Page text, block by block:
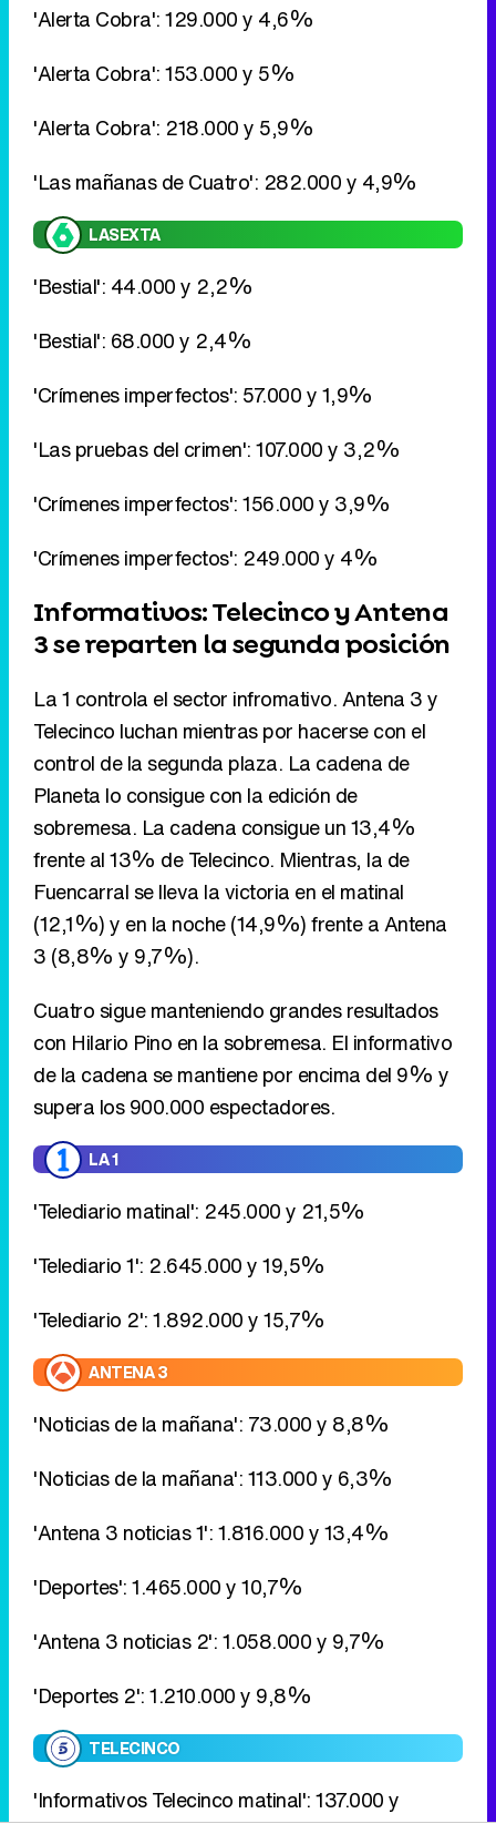
'Las mañanas de Cuatro': 282.000 y 4,9%
LASEXTA
'Bestial': 44.000 y 2,2%
'Bestial': 68.000 y 2,4%
'Crímenes imperfectos': 57.000 y 1,9%
'Las pruebas del crimen': 107.000 y 3,2%
'Crímenes imperfectos': 156.000 y 3,9%
'Crímenes imperfectos': 249.000 y 4%
Informativos: Telecinco y Antena
3 se reparten la segunda posición
La 1 controla el sector infromativo. Antena 3 y
Telecinco luchan mientras por hacerse con el
control de la segunda plaza. La cadena de
Planeta lo consigue con la edición de
frente al 13% de Telecinco. Mientras, la de
Fuencarral se lleva la victoria en el matinal
(12,1%) y en la noche (14,9%) frente a Antena
3 (8,8% y 9,7%).
Cuatro sigue manteniendo grandes resultados
con Hilario Pino en la sobremesa. El informativo
de la cadena se mantiene por encima del 9% y
supera los 900.000 espectadores.
LA 1
'Telediario matinal': 245.000 y 21,5%
'Telediario 1': 2.645.000 y 19,5%
'Telediario 2': 1.892.000 y 15,7%
ANTENA 3
'Noticias de la mañana': 73.000 y 8,8%
'Noticias de la mañana': 113.000 y 6,3%
'Antena 3 noticias 1': 1.816.000 y 13,4%
'Deportes': 1.465.000 y 10,7%
'Antena 3 noticias 2': 1.058.000 y 9,7%
'Deportes 2': 1.210.000 y 9,8%
TELECINCO
'Informativos Telecinco matinal': 137.000 y
'Informativos Telecinco 15:00': 1.753.000 y 13%
'Informativos Telecinco 21:00': 1.652.000 y
14,9%